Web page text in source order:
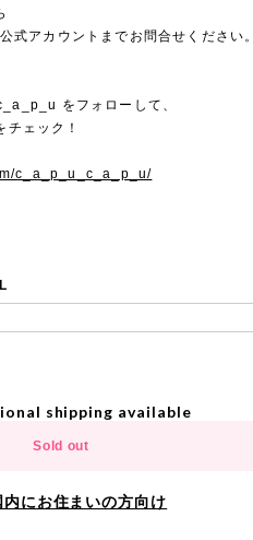
式アカウントまでお問合せください。
をフォローして、
ェック！
c_a_p_u_c_a_p_u/
shipping available
Sold out
内にお住まいの方向け